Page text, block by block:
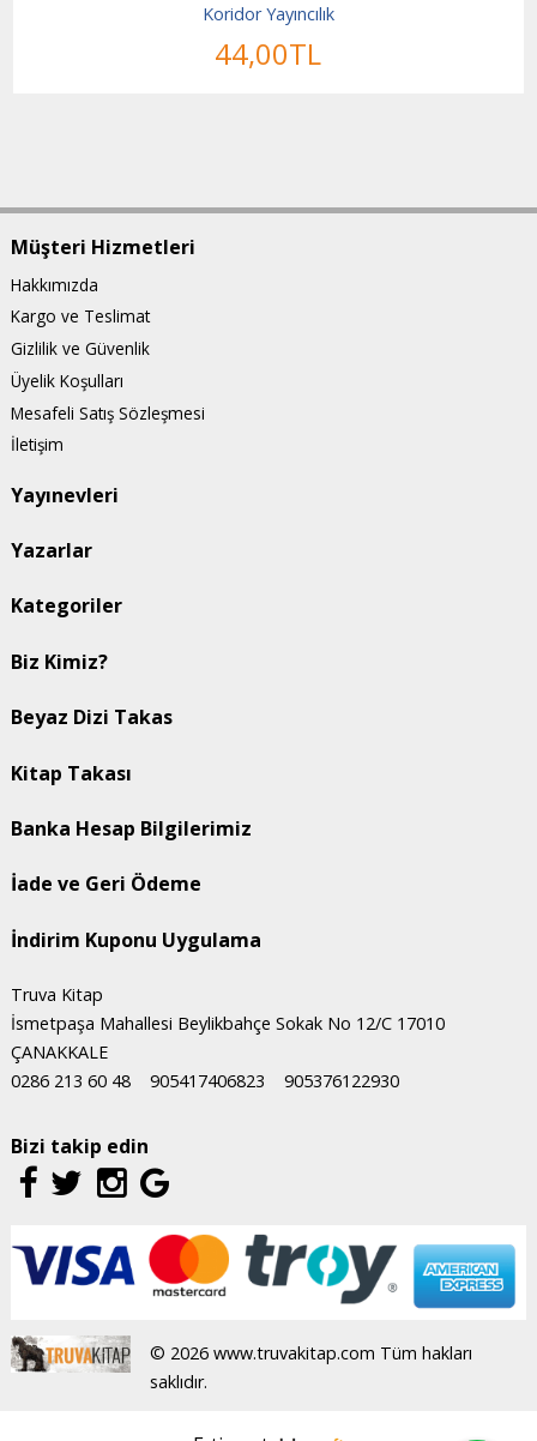
Koridor Yayıncılık
44,00TL
Müşteri Hizmetleri
Hakkımızda
Kargo ve Teslimat
Gizlilik ve Güvenlik
Üyelik Koşulları
Mesafeli Satış Sözleşmesi
İletişim
Yayınevleri
Yazarlar
Kategoriler
Biz Kimiz?
Beyaz Dizi Takas
Kitap Takası
Banka Hesap Bilgilerimiz
İade ve Geri Ödeme
İndirim Kuponu Uygulama
Truva Kitap
İsmetpaşa Mahallesi Beylikbahçe Sokak No 12/C 17010
ÇANAKKALE
0286 213 60 48
905417406823 905376122930
Bizi takip edin
© 2026 www.truvakitap.com Tüm hakları
saklıdır.